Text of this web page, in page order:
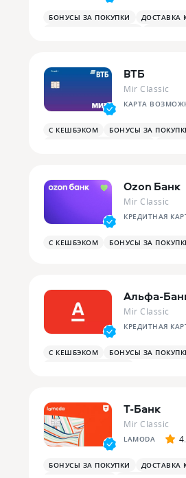
БОНУСЫ ЗА ПОКУПКИ ДОСТАВКА
ВТБ
Mir Classic
КАРТА
С КЕШБЭКОМ БОНУСЫ ЗА
Ozon Банк
Mir Classic
КРЕДИТНАЯ
С КЕШБЭКОМ БОНУСЫ ЗА
Альфа-
Mir Classic
С КЕШБЭКОМ БОНУСЫ ЗА
Т-Банк
Mir Classic
LAMODA
БОНУСЫ ЗА ПОКУПКИ ДОСТАВКА